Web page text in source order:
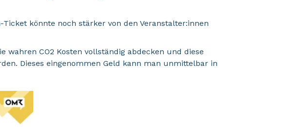
Ticket könnte noch stärker von den Veranstalter:innen
wahren CO2 Kosten vollständig abdecken und diese
Dieses eingenommen Geld kann man unmittelbar in